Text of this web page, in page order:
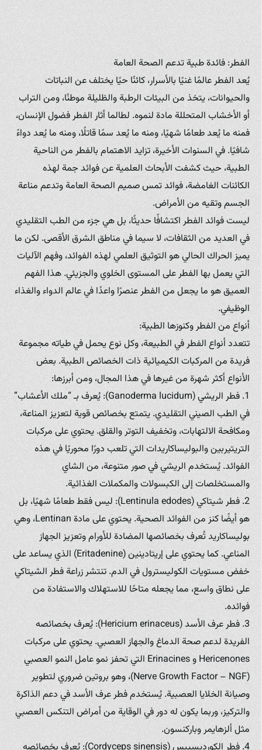
الفطر: فائدة طبية تدعم الصحة العامة
يُعد الفطر عالمًا غنيًا بالأسرار، كائنًا حيًا يختلف عن النباتات
والحيوانات، يتخذ من البيئات الرطبة والظليلة موطنًا، ومن التراب
أو الأخشاب المتحللة مادة لنموه. لطالما أثار الفطر فضول الإنسان،
فمنه ما يُعد طعامًا شهيًا، ومنه ما يُعد سمًا قاتلًا، ومنه ما يُعد دواءً
شافيًا. في السنوات الأخيرة، تزايد الاهتمام بالفطر من الناحية
الطبية، حيث كشفت الأبحاث العلمية عن فوائد جمة لهذه
الكائنات الغامضة، فوائد تمس صميم الصحة العامة وتدعم مناعة
الجسم وتقيه من الأمراض.
ليست فوائد الفطر اكتشافًا حديثًا، بل هي جزء من الطب التقليدي
في العديد من الثقافات، لا سيما في مناطق الشرق الأقصى. لكن ما
يميز الحراك الحالي هو التوثيق العلمي لهذه الفوائد، وفهم الآليات
التي يعمل بها الفطر على المستوى الخلوي والجزيئي. هذا الفهم
العميق هو ما يجعل من الفطر عنصرًا واعدًا في عالم الدواء والغذاء
الوظيفي.
أنواع من الفطر وكنوزها الطبية:
تتعدد أنواع الفطر في الطبيعة، وكل نوع يحمل في طياته مجموعة
فريدة من المركبات الكيميائية ذات الخصائص الطبية. بعض
الأنواع أكثر شهرة من غيرها في هذا المجال، ومن أبرزها:
1. فطر الريشي (Ganoderma lucidum): يُعرف بـ “ملك الأعشاب”
في الطب الصيني التقليدي. يتمتع بخصائص قوية لتعزيز المناعة،
ومكافحة الالتهابات، وتخفيف التوتر والقلق. يحتوي على مركبات
التريتيربين والبوليساكاريدات التي تلعب دورًا محوريًا في هذه
الفوائد. يُستخدم الريشي في صور متنوعة، من الشاي
والمستخلصات إلى الكبسولات والمكملات الغذائية.
2. فطر شيتاكي (Lentinula edodes): ليس فقط طعامًا شهيًا، بل
هو أيضًا كنز من الفوائد الصحية. يحتوي على مادة Lentinan، وهي
بوليساكاريد تُعرف بخصائصها المضادة للأورام وتعزيز الجهاز
المناعي. كما يحتوي على إريتادينين (Eritadenine) الذي يساعد على
خفض مستويات الكوليسترول في الدم. تنتشر زراعة فطر الشيتاكي
على نطاق واسع، مما يجعله متاحًا للاستهلاك والاستفادة من
فوائده.
3. فطر عرف الأسد (Hericium erinaceus): يُعرف بخصائصه
الفريدة لدعم صحة الدماغ والجهاز العصبي. يحتوي على مركبات
Hericenones و Erinacines التي تحفز نمو عامل النمو العصبي
(Nerve Growth Factor – NGF)، وهو بروتين ضروري لتطوير
وصيانة الخلايا العصبية. يُستخدم فطر عرف الأسد في دعم الذاكرة
والتركيز، وربما يكون له دور في الوقاية من أمراض التنكس العصبي
مثل ألزهايمر وباركنسون.